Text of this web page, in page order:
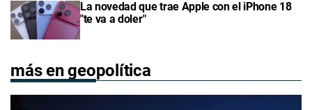
La novedad que trae Apple con el iPhone 18
"te va a doler"
más en geopolítica